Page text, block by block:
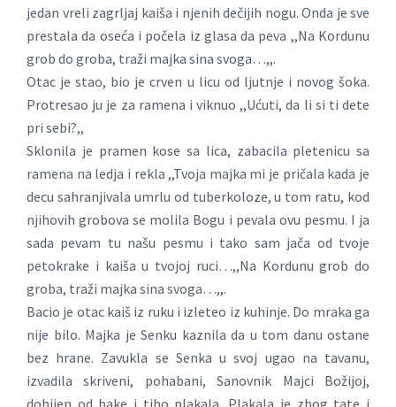
jedan vreli zagrljaj kaiša i njenih dečijih nogu. Onda je sve
prestala da oseća i počela iz glasa da peva ,,Na Kordunu
grob do groba, traži majka sina svoga…,,.
Otac je stao, bio je crven u licu od ljutnje i novog šoka.
Protresao ju je za ramena i viknuo ,,Ućuti, da li si ti dete
pri sebi?,,
Sklonila je pramen kose sa lica, zabacila pletenicu sa
ramena na ledja i rekla ,,Tvoja majka mi je pričala kada je
decu sahranjivala umrlu od tuberkoloze, u tom ratu, kod
njihovih grobova se molila Bogu i pevala ovu pesmu. I ja
sada pevam tu našu pesmu i tako sam jača od tvoje
petokrake i kaiša u tvojoj ruci…,,Na Kordunu grob do
groba, traži majka sina svoga…,,.
Bacio je otac kaiš iz ruku i izleteo iz kuhinje. Do mraka ga
nije bilo. Majka je Senku kaznila da u tom danu ostane
bez hrane. Zavukla se Senka u svoj ugao na tavanu,
izvadila skriveni, pohabani, Sanovnik Majci Božijoj,